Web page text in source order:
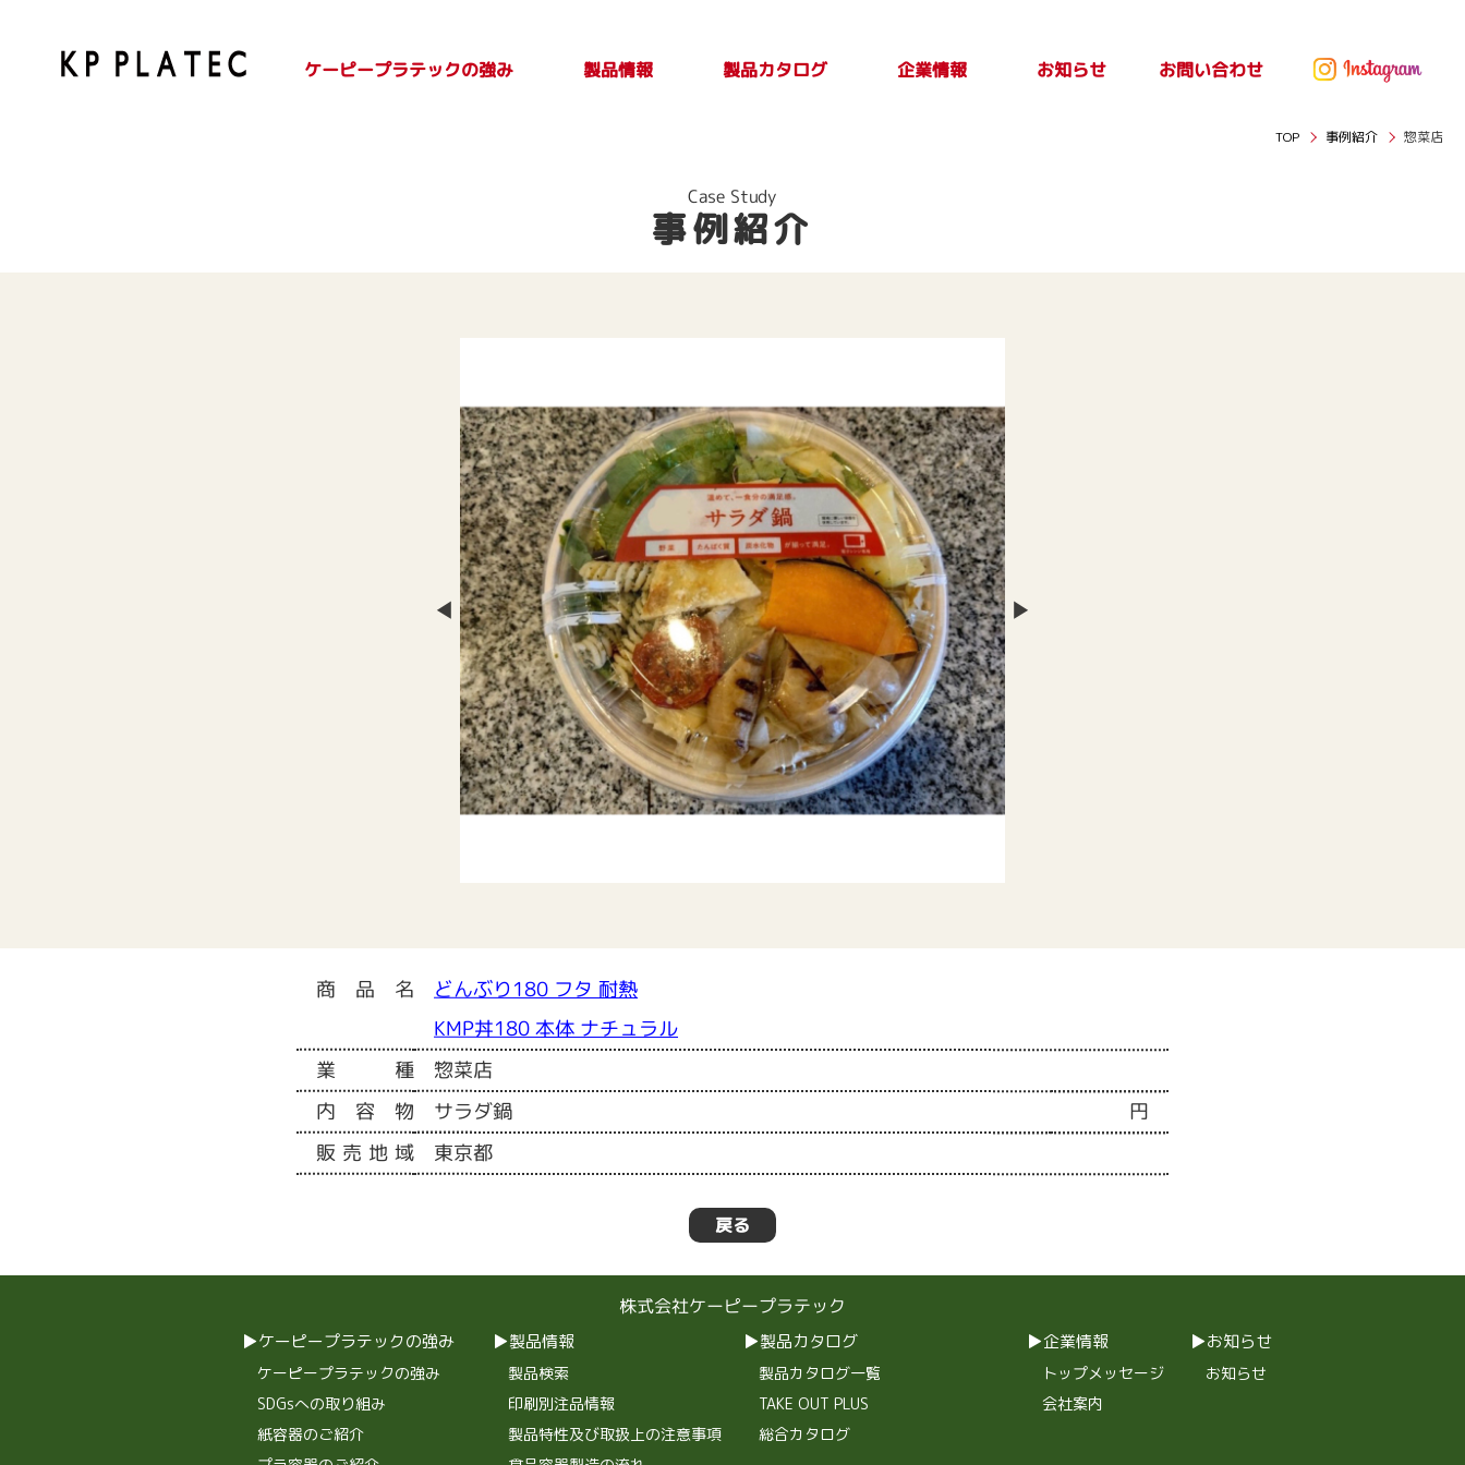
ケーピープラテックの強み 製品情報 製品カタログ 企業情報 お知らせ お問い合わせ
TOP 事例紹介 惣菜店
Case Study
事例紹介
商品名 どんぶり180 フタ 耐熱
KMP丼180 本体 ナチュラル
業種 惣菜店
内容物 サラダ鍋 円
販売地域 東京都
戻る
株式会社ケーピープラテック
ケーピープラテックの強み
ケーピープラテックの強み
SDGsへの取り組み
紙容器のご紹介
製品情報
製品検索
印刷別注品情報
製品特性及び取扱上の注意事項
製品カタログ
製品カタログ一覧
TAKE OUT PLUS
総合カタログ
企業情報
トップメッセージ
会社案内
お知らせ
お知らせ